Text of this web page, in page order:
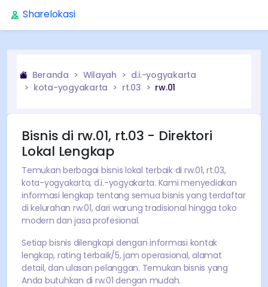
Sharelokasi
Beranda Wilayah
d.i.-yogyakarta
kota-yogyakarta
rt.03 rw.01
Bisnis di rw.01, rt.03 - Direktori
Lokal Lengkap
Temukan berbagai bisnis lokal terbaik di rw.01,rt.03,
kota-yogyakarta, d.i.-yogyakarta. Kami menyediakan
informasi lengkap tentang semua bisnis yang terdaftar
di kelurahan rw.01, dari warung tradisional hingga toko
modern dan jasa profesional.
Setiap bisnis dilengkapi dengan informasi kontak
lengkap, rating terbaik/5, jam operasional, alamat
detail, dan ulasan pelanggan. Temukan bisnis yang
Anda butuhkan di rw.01 dengan mudah.